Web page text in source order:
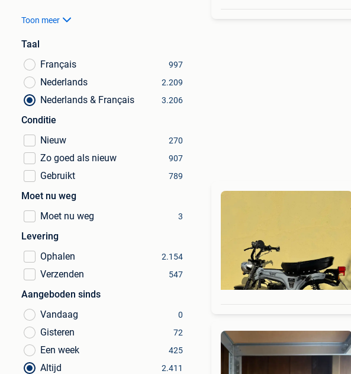
Toon meer
Taal
Français
997
Nederlands 2.209
Nederlands & Français 3.206
Conditie
Nieuw
270
Zo goed als nieuw 907
Gebruikt 789
Moet nu weg
Moet nu weg
3
Levering
Ophalen
2.154
Verzenden 547
Aangeboden sinds
Vandaag
0
Gisteren 72
Een week 425
Altijd 2.411